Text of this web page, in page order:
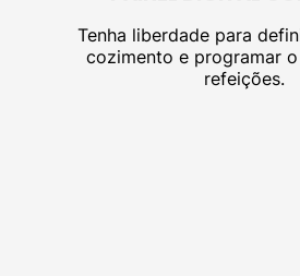
Tenha liberdade para
cozimento e programar
refeições.